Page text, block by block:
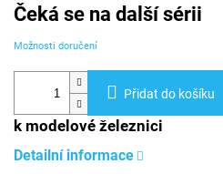
Měrná
cena:
Čeká se na další sérii
Možnosti doručení
Přidat do košíku
k modelové železnici
Detailní informace